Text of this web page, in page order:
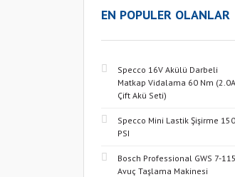
EN POPULER OLANLAR
Specco 16V Akülü Darbeli
Matkap Vidalama 60 Nm
Çift Akü Seti)
Specco Mini Lastik Şişirme 150
PSI
Bosch Professional GWS 7-115
Avuç Taşlama Makinesi